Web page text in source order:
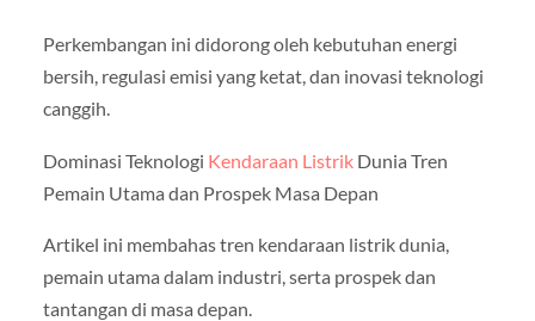
Perkembangan ini didorong oleh kebutuhan energi
bersih, regulasi emisi yang ketat, dan inovasi teknologi
canggih.
Dominasi Teknologi Kendaraan ListrikDunia Tren
Pemain Utama dan Prospek Masa Depan
Artikel ini membahas tren kendaraan listrik dunia,
pemain utama dalam industri, serta prospek dan
tantangan di masa depan.